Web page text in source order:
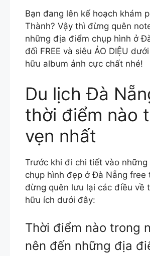
Bạn đang lên kế hoạch khám
Thành? Vậy thì đừng quên
những địa điểm chụp hình ở
đối FREE và siêu ẢO DIỆU
hữu album ảnh cực chất nhé!
Du lịch Đà
thời điểm nào
vẹn nhất
Trước khi đi chi tiết vào
chụp hình đẹp ở Đà Nẵng free
đừng quên lưu lại các điều về
hữu ích dưới đây:
Thời điểm nào trong
nên đến những địa